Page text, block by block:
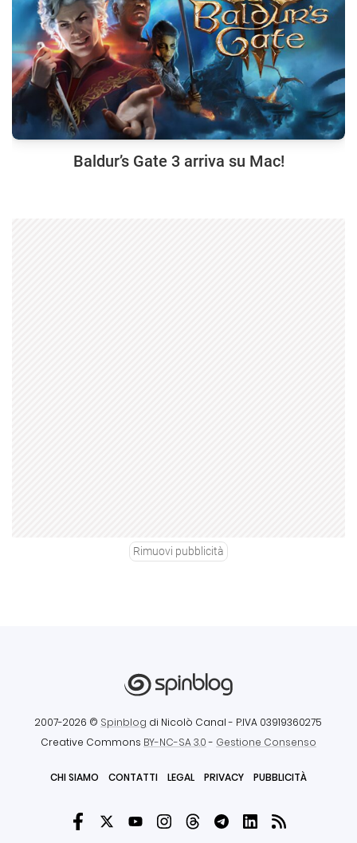
Baldur’s Gate 3 arriva su Mac!
Rimuovi pubblicità
2007-2026 © Spinblog di Nicolò Canal - P.IVA 03919360275
Creative Commons BY-NC-SA 3.0- Gestione Consenso
CHI SIAMO CONTATTI LEGAL PRIVACY PUBBLICITÀ